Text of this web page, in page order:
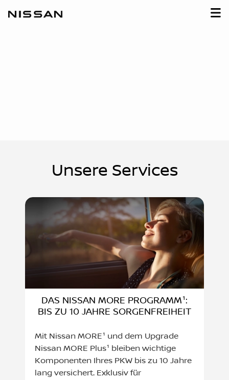
Unsere Services
DAS NISSAN MORE PROGRAMM¹:
BIS ZU 10 JAHRE SORGENFREIHEIT
Mit Nissan MORE¹ und dem Upgrade
Nissan MORE Plus¹ bleiben wichtige
Komponenten Ihres PKW bis zu 10 Jahre
lang versichert. Exklusiv für